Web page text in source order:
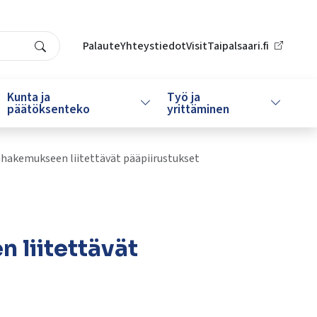
PalauteYhteystiedotVisitTaipalsaari.fi
Search
alasvetovalikkoa
Kunta ja
päätöksenteko Vaihda alasvetovalikkoa
Työ ja
yrittäminen Vaihda
liitettävät pääpiirustukset
liitettävät